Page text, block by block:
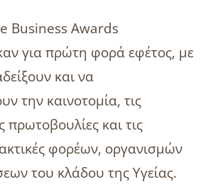
Business Awards
για πρώτη φορά εφέτος, με
και να
την καινοτομία, τις
πρωτοβουλίες και τις
φορέων, οργανισμών
του κλάδου της Υγείας.